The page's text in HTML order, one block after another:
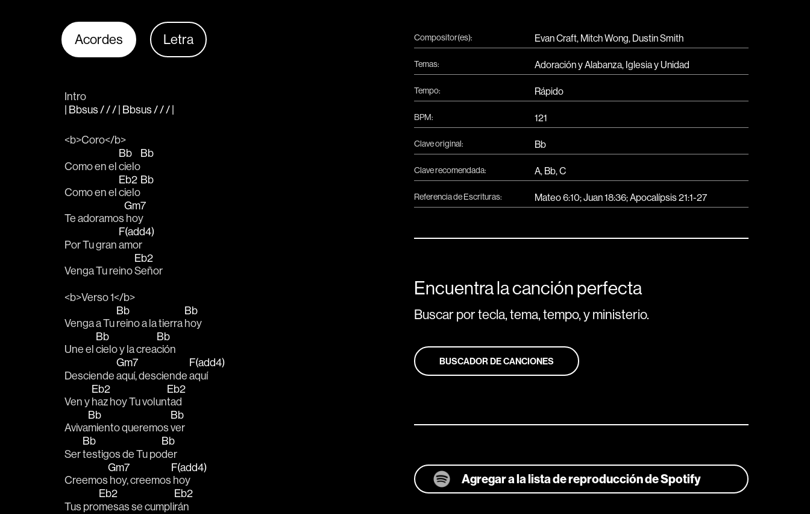
Acordes Letra
Intro
| Bbsus / / / | Bbsus / / / |
<b>Coro</b>
Como en el
Bb
cielo
Bb
Como en el
Eb2
cielo
Bb
Te adoramos
Gm7
hoy
Por Tu gran
F(add4)
amor
Venga Tu reino
Eb2
Señor
<b>Verso 1</b>
Venga a Tu
Bb
reino a la tierra
Bb
hoy
Une el
Bb
cielo y la crea
Bb
ción
Desciende
Gm7
aquí, desciende
F(add4)
aquí
Ven y
Eb2
haz hoy Tu volun
Eb2
tad
Aviva
Bb
miento queremos
Bb
ver
Ser
Bb
testigos de Tu po
Bb
der
Creemos
Gm7
hoy, creemos
F(add4)
hoy
Tus pro
Eb2
mesas se cumpli
Eb2
rán
Compositor(es): Evan Craft, Mitch Wong, Dustin Smith
Temas: Adoración y Alabanza, Iglesia y Unidad
Tempo: Rápido
BPM: 121
Clave original: Bb
Clave recomendada: A, Bb,C
Referencia de Escrituras: Mateo 6:10; Juan 18:36; Apocalípsis 21:1-27
Encuentra la canción perfecta
Buscar por tecla, tema, tempo, y ministerio.
BUSCADOR DE CANCIONES
Agregar a la lista de reproducción de Spotify